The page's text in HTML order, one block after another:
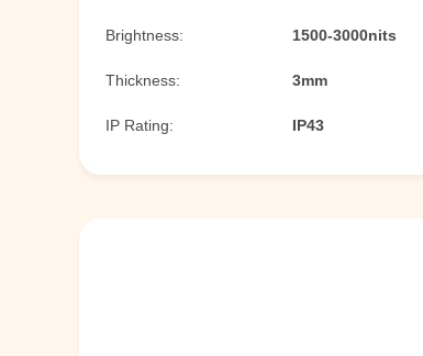
Brightness: 1500-3000nits
Thickness: 3mm
IP Rating: IP43